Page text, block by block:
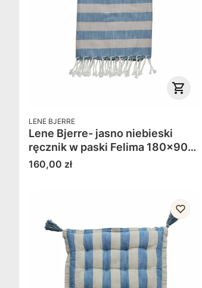
PRODUCENT
LENE BJERRE
Lene Bjerre- jasno niebieski
ręcznik w paski Felima 180x90
cm
Cena
160,00 zł